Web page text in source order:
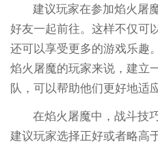
建议玩家在参加焰火屠
好友一起前往。这样不仅可
还可以享受更多的游戏乐趣
焰火屠魔的玩家来说，建立
队，可以帮助他们更好地适
在焰火屠魔中，战斗技
建议玩家选择正好或者略高